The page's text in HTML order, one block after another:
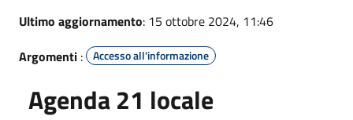
Ultimo aggiornamento: 15 ottobre 2024, 11:46
Argomenti : Accesso all'informazione
Agenda 21 locale